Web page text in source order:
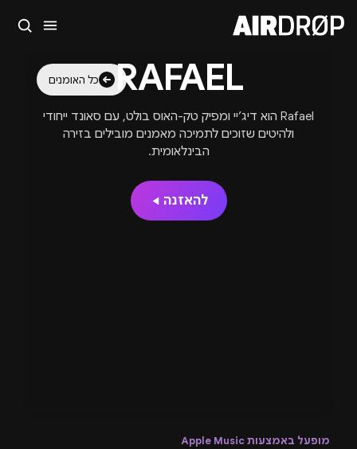
כל האומנים RAFAEL
Rafael הוא דיג’יי ומפיק טק-האוס בולט, עם סאונד ייחודי
ולהיטים שזוכים לתמיכה מאמנים מובילים בזירה
הבינלאומית.
להאזנה
מופעל באמצעות Apple Music
סגור
🔥בקרוב
טיפ: אפשר להקליד שם אומן, עיר, תאריך או שם חג.